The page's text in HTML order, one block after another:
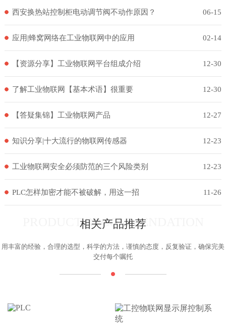
西安换热站控制柜电动调节阀不动作原因？ 06-15
应用|蜂窝网络在工业物联网中的应用 02-14
【资源分享】工业物联网平台组成介绍 12-30
了解工业物联网【基本术语】很重要 12-30
【答疑集锦】工业物联网产品 12-27
知识分享|十大流行的物联网传感器 12-23
工业物联网安全必须防范的三个风险类别 12-23
PLC怎样加密才能不被破解，用这一招 11-26
PRODUCT RECOMMENDATION
相关产品推荐
用丰富的经验，合理的选型，科学的方法，谨慎的态度，反复验证，确保完美
交付每个嘱托